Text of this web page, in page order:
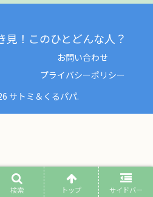
見！このひとどんな人？
お問い合わせ
プライバシーポリシー
サトミ＆くるパパ.
検索 トップ サイドバー